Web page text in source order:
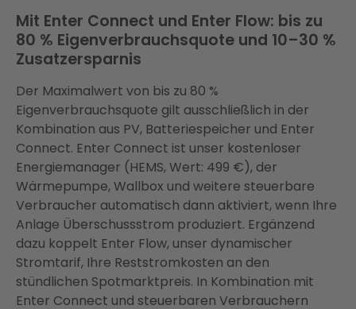
Mit Enter Connect und Enter Flow: bis zu
80 % Eigenverbrauchsquote und 10–30 %
Zusatzersparnis
Der Maximalwert von bis zu 80 %
Eigenverbrauchsquote gilt ausschließlich in der
Kombination aus PV, Batteriespeicher und Enter
Connect. Enter Connect ist unser kostenloser
Energiemanager (HEMS, Wert: 499 €), der
Wärmepumpe, Wallbox und weitere steuerbare
Verbraucher automatisch dann aktiviert, wenn Ihre
Anlage Überschussstrom produziert. Ergänzend
dazu koppelt Enter Flow, unser dynamischer
Stromtarif, Ihre Reststromkosten an den
stündlichen Spotmarktpreis. In Kombination mit
Enter Connect und steuerbaren Verbrauchern